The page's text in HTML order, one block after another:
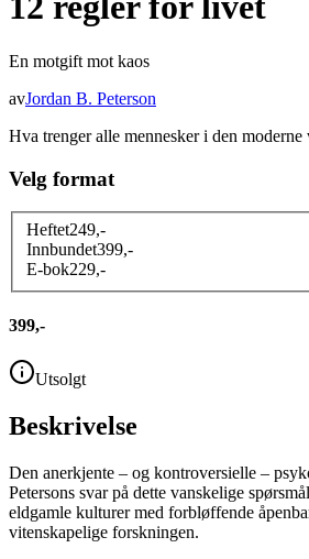
En motgift mot kaos
avJordan B. Peterson
Hva trenger alle mennesker i den moderne
Velg format
Heftet249,-
Innbundet399,-
E-bok229,-
399,-
Utsolgt
Beskrivelse
Den anerkjente – og kontroversielle –
Petersons svar på dette vanskelige
eldgamle kulturer med forbløffende
vitenskapelige forskningen.